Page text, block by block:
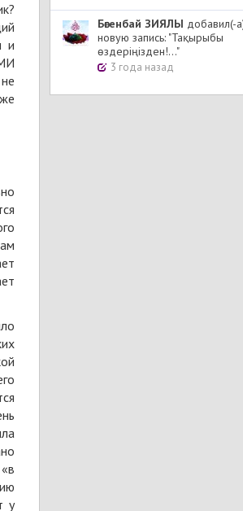
и
у
Бөгенбай ЗИЯЛЫ добавил(-
новую запись: "Тақырыбы
өздеріңізден!..."
3 года назад